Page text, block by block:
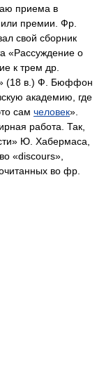
приема в
премии. Фр.
свой сборник
«Рассуждение о
к трем др.
(18 в.) Ф. Бюффон
академию, где
сам человек».
работа. Так,
Ю. Хабермаса,
«discours»,
во фр.